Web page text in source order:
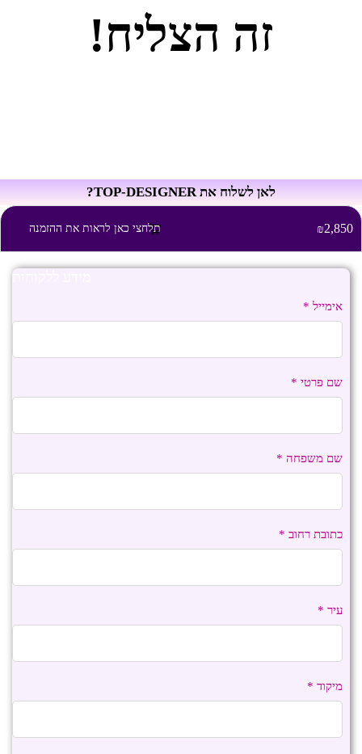
זה הצליח!
לאן לשלוח את TOP-DESIGNER?
תלחצי כאן לראות את ההזמנה ₪2,850
field
Payment
validation
מידע ללקוחות
אימייל *
שם פרטי *
שם משפחה *
כתובת רחוב *
עיר *
מיקוד *